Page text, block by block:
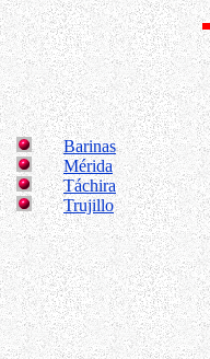
Barinas
Mérida
Táchira
Trujillo